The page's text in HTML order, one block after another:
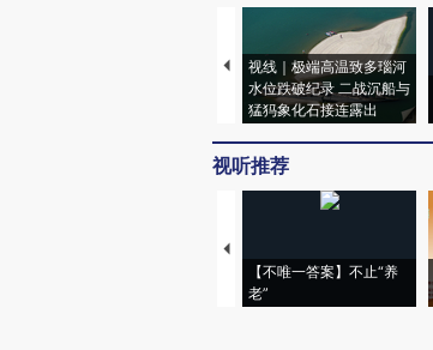
视线｜极端高温致多瑙河
水位跌破纪录 二战沉船与
猛犸象化石接连露出
视听推荐
【不唯一答案】不止“养
老”